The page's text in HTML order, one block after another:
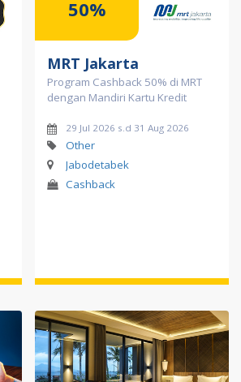
50%
MRT Jakarta
Program Cashback 50% di MRT
dengan Mandiri Kartu Kredit
29 Jul 2026 s.d 31 Aug 2026
Other
Jabodetabek
Cashback